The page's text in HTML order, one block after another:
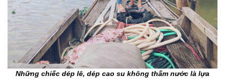
Những chiếc dép lê, dép cao su không thấm nước là lựa